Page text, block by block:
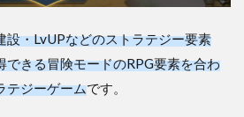
設・LvUPなどのストラテジー要素
できる冒険モードのRPG要素を合わ
テジーゲームです。